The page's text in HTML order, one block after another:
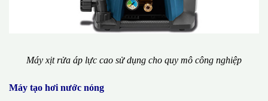
Máy xịt rửa áp lực cao sử dụng cho quy mô công nghiệp
Máy tạo hơi nước nóng